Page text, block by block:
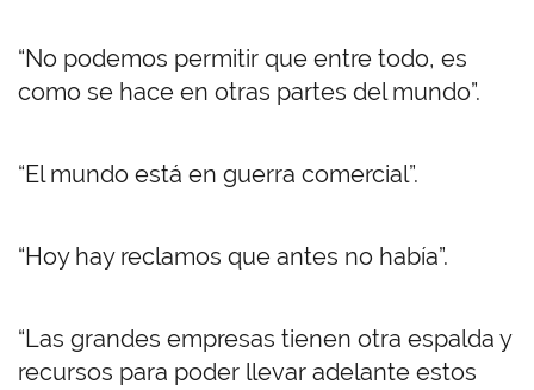
“No podemos permitir que entre todo, es
como se hace en otras partes del mundo”.
“El mundo está en guerra comercial”.
“Hoy hay reclamos que antes no había”.
“Las grandes empresas tienen otra espalda y
recursos para poder llevar adelante estos